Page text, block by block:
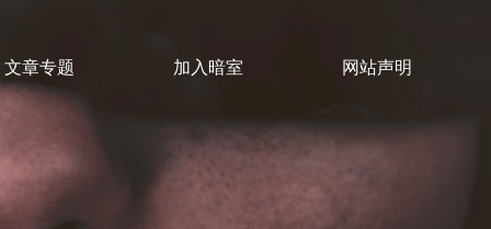
文章专题 加入暗室 网站声明